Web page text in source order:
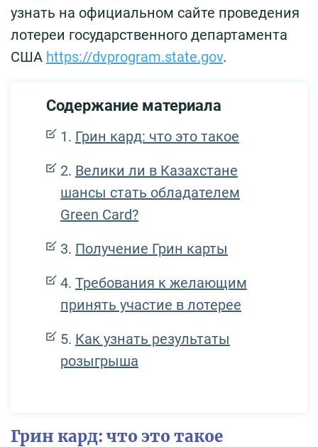
узнать на официальном сайте проведения
лотереи государственного департамента
США https://dvprogram.state.gov.
Содержание материала
Грин кард: что это такое
Велики ли в Казахстане
шансы стать обладателем
Green Card?
Получение Грин карты
Требования к желающим
принять участие в лотерее
Как узнать результаты
розыгрыша
Грин кард: что это такое